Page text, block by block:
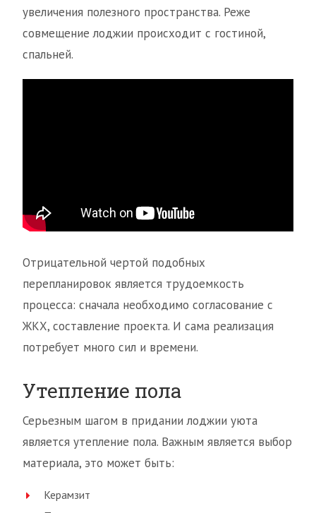
увеличения полезного пространства. Реже
совмещение лоджии происходит с гостиной,
спальней.
Отрицательной чертой подобных
перепланировок является трудоемкость
процесса: сначала необходимо согласование с
ЖКХ, составление проекта. И сама реализация
потребует много сил и времени.
Утепление пола
Серьезным шагом в придании лоджии уюта
является утепление пола. Важным является выбор
материала, это может быть:
Керамзит